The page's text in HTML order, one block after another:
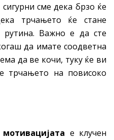
сме дека брзо ќе
трчањето ќе стане
Важно е да сте
да имате соодветна
да ве кочи, туку ќе ви
трчањето на повисоко
мотивацијата е клучен